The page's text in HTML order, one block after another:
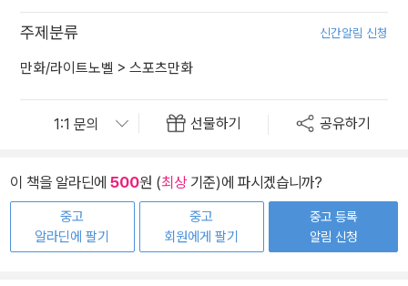
주제분류 신간알림 신청
만화/라이트노벨 > 스포츠만화
선물하기 공유하기
이 책을 알라딘에 500원 (최상기준)에 파시겠습니까?
중고
알라딘에 팔기
중고
회원에게 팔기
중고 등록
알림 신청